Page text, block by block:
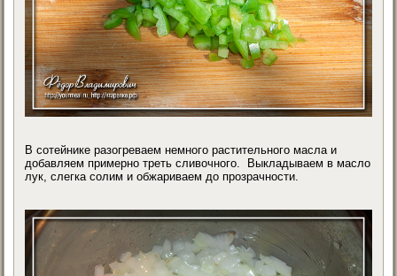
В сотейнике разогреваем немного растительного масла и
добавляем примерно треть сливочного. Выкладываем в масло
лук, слегка солим и обжариваем до прозрачности.